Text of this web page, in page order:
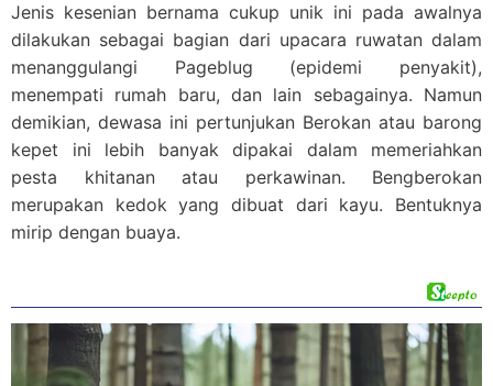
Jenis kesenian bernama cukup unik ini pada awalnya
dilakukan sebagai bagian dari upacara ruwatan dalam
menanggulangi Pageblug (epidemi penyakit),
menempati rumah baru, dan lain sebagainya. Namun
demikian, dewasa ini pertunjukan Berokan atau barong
kepet ini lebih banyak dipakai dalam memeriahkan
pesta khitanan atau perkawinan. Bengberokan
merupakan kedok yang dibuat dari kayu. Bentuknya
mirip dengan buaya.